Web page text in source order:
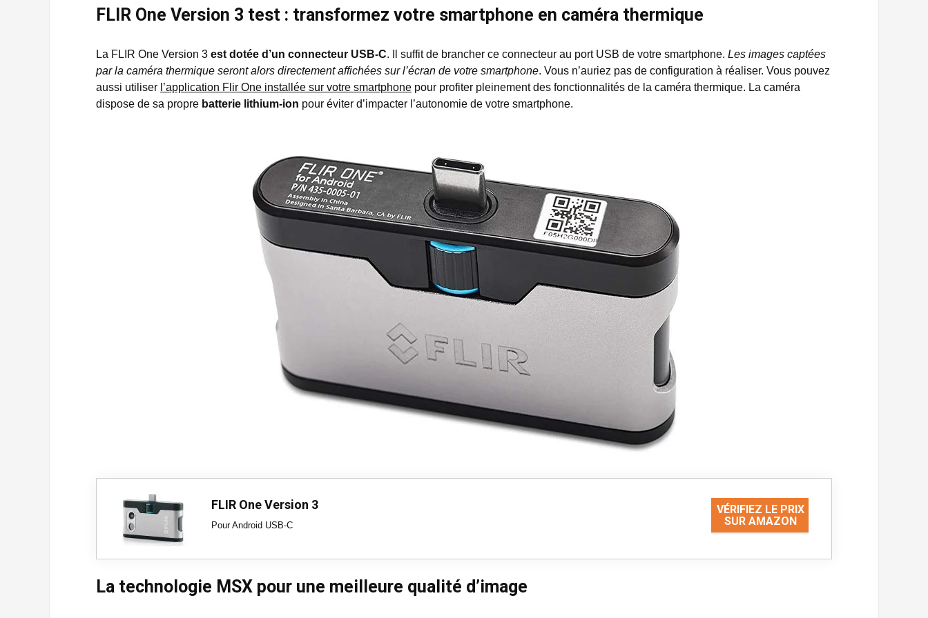
FLIR One Version 3 test : transformez votre smartphone en caméra thermique
La FLIR One Version 3 est dotée d’un connecteur USB-C. Il suffit de brancher ce connecteur au port USB de votre smartphone. Les images captées
par la caméra thermique seront alors directement affichées sur l’écran de votre smartphone. Vous n’auriez pas de configuration à réaliser. Vous pouvez
aussi utiliser l’application Flir One installée sur votre smartphone pour profiter pleinement des fonctionnalités de la caméra thermique. La caméra
dispose de sa propre batterie lithium-ion pour éviter d’impacter l’autonomie de votre smartphone.
FLIR One Version 3
Pour Android USB-C
VÉRIFIEZ LE PRIX
SUR AMAZON
La technologie MSX pour une meilleure qualité d’image